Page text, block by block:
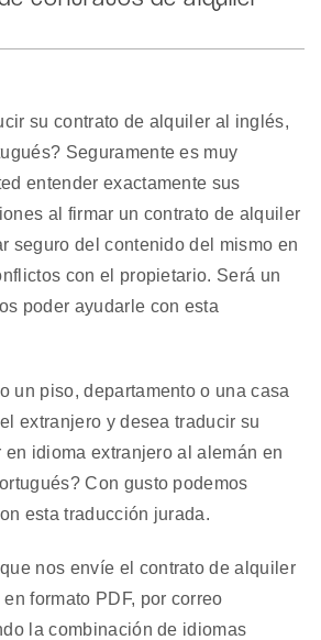
su contrato de alquiler al inglés,
Seguramente es muy
entender exactamente sus
al firmar un contrato de alquiler
seguro del contenido del mismo en
con el propietario. Será un
poder ayudarle con esta
un piso, departamento o una casa
extranjero y desea traducir su
idioma extranjero al alemán en
Con gusto podemos
esta traducción jurada.
nos envíe el contrato de alquiler
formato PDF, por correo
la combinación de idiomas